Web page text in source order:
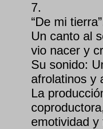
7.
“De mi
Un canto al
vio nacer y
Su sonido:
afrolatinos y
La
emotividad y